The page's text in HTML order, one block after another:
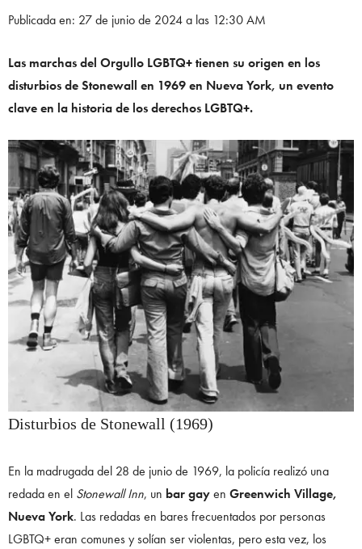
Publicada en: 27 de junio de 2024 a las 12:30 AM
Las marchas del Orgullo LGBTQ+ tienen su origen en los
disturbios de Stonewall en 1969 en Nueva York, un evento
clave en la historia de los derechos LGBTQ+.
Disturbios de Stonewall (1969)
En la madrugada del 28 de junio de 1969, la policía realizó una
redada en el Stonewall Inn, un bar gayen Greenwich Village,
Nueva York. Las redadas en bares frecuentados por personas
LGBTQ+ eran comunes y solían ser violentas, pero esta vez, los